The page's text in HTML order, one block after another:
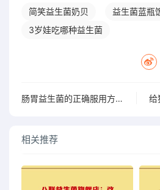
简笑益生菌奶贝
益生菌蓝瓶
3岁娃吃哪种益生菌
肠胃益生菌的正确服用方法，你真的知道吗？
相关推荐